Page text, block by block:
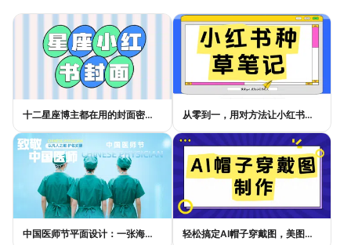
十二星座博主都在用的封面密码，星座小红书封面标题这样写才吸睛 从零到一，用对方法让小红书种草笔记的流量自己找上门
中国医师节平面设计：一张海报如何讲好白衣故事 轻松搞定AI帽子穿戴图，美图设计室电商主图教程